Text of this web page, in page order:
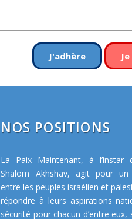
J'adhère
NOS POSITIONS
La Paix Maintenant, à l’instar
Shalom Akhshav, agit pour un
entre les peuples israélien et
répondre à leurs aspirations
sécurité pour chacun d’entre eux,